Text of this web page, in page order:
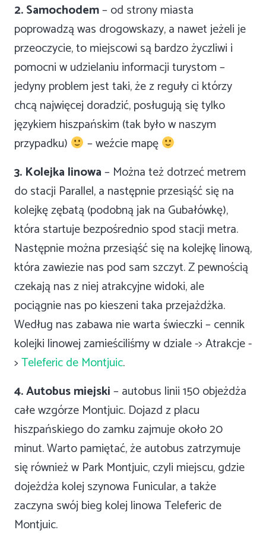
2. Samochodem– od strony miasta
poprowadzą was drogowskazy, a nawet jeżeli je
przeoczycie, to miejscowi są bardzo życzliwi i
pomocni w udzielaniu informacji turystom –
jedyny problem jest taki, że z reguły ci którzy
chcą najwięcej doradzić, posługują się tylko
językiem hiszpańskim (tak było w naszym
przypadku)
– weźcie mapę
3. Kolejka linowa– Można też dotrzeć metrem
do stacji Parallel, a następnie przesiąść się na
kolejkę zębatą (podobną jak na Gubałówkę),
która startuje bezpośrednio spod stacji metra.
Następnie można przesiąść się na kolejkę linową,
która zawiezie nas pod sam szczyt. Z pewnością
czekają nas z niej atrakcyjne widoki, ale
pociągnie nas po kieszeni taka przejażdżka.
Według nas zabawa nie warta świeczki – cennik
kolejki linowej zamieściliśmy w dziale -> Atrakcje -
>Teleferic de Montjuic.
4. Autobus miejski– autobus linii 150 objeżdża
całe wzgórze Montjuic. Dojazd z placu
hiszpańskiego do zamku zajmuje około 20
minut. Warto pamiętać, że autobus zatrzymuje
się również w Park Montjuic, czyli miejscu, gdzie
dojeżdża kolej szynowa Funicular, a także
zaczyna swój bieg kolej linowa Teleferic de
Montjuic.